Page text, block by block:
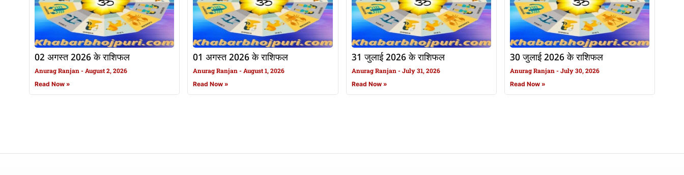
02 अगस्त 2026 के राशिफल
Anurag Ranjan August 2, 2026
Read Now »
01 अगस्त 2026 के राशिफल
Anurag Ranjan August 1, 2026
Read Now »
31 जुलाई 2026 के राशिफल
Anurag Ranjan July 31, 2026
Read Now »
30 जुलाई 2026 के राशिफल
Anurag Ranjan July 30, 2026
Read Now »